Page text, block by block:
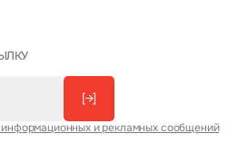
[→]
и рекламных сообщений